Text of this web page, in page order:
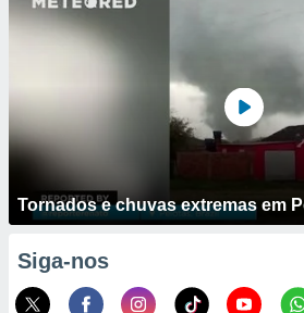
Tornados e chuvas extremas em
Siga-nos